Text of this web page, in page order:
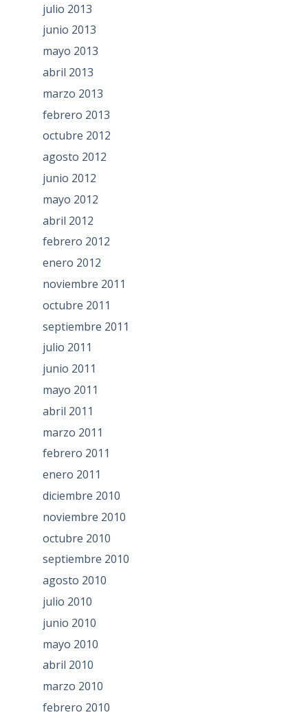
julio 2013
junio 2013
mayo 2013
abril 2013
marzo 2013
febrero 2013
octubre 2012
agosto 2012
junio 2012
mayo 2012
abril 2012
febrero 2012
enero 2012
noviembre 2011
octubre 2011
septiembre 2011
julio 2011
junio 2011
mayo 2011
abril 2011
marzo 2011
febrero 2011
enero 2011
diciembre 2010
noviembre 2010
octubre 2010
septiembre 2010
agosto 2010
julio 2010
junio 2010
mayo 2010
abril 2010
marzo 2010
febrero 2010